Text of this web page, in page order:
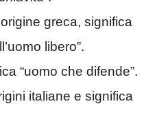
greca, significa
libero”.
“uomo che difende”.
italiane e significa